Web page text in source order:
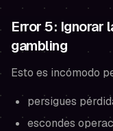
Error 5: Ignorar
gambling
Esto es incómodo
persigues
escondes